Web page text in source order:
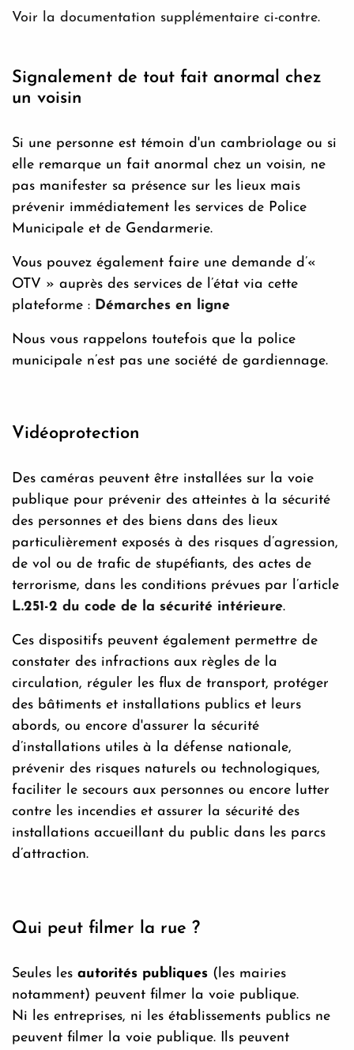
Voir la documentation supplémentaire ci-contre.
Signalement de tout fait anormal chez
un voisin
Si une personne est témoin d'un cambriolage ou si
elle remarque un fait anormal chez un voisin, ne
pas manifester sa présence sur les lieux mais
prévenir immédiatement les services de Police
Municipale et de Gendarmerie.
Vous pouvez également faire une demande d’«
OTV » auprès des services de l’état via cette
plateforme : Démarches en ligne
Nous vous rappelons toutefois que la police
municipale n’est pas une société de gardiennage.
Vidéoprotection
Des caméras peuvent être installées sur la voie
publique pour prévenir des atteintes à la sécurité
des personnes et des biens dans des lieux
particulièrement exposés à des risques d’agression,
de vol ou de trafic de stupéfiants, des actes de
terrorisme, dans les conditions prévues par l’article
L.251-2 du code de la sécurité intérieure.
Ces dispositifs peuvent également permettre de
constater des infractions aux règles de la
circulation, réguler les flux de transport, protéger
des bâtiments et installations publics et leurs
abords, ou encore d'assurer la sécurité
d’installations utiles à la défense nationale,
prévenir des risques naturels ou technologiques,
faciliter le secours aux personnes ou encore lutter
contre les incendies et assurer la sécurité des
installations accueillant du public dans les parcs
d’attraction.
Qui peut filmer la rue ?
Seules les autorités publiques (les mairies
notamment) peuvent filmer la voie publique.
Ni les entreprises, ni les établissements publics ne
peuvent filmer la voie publique. Ils peuvent